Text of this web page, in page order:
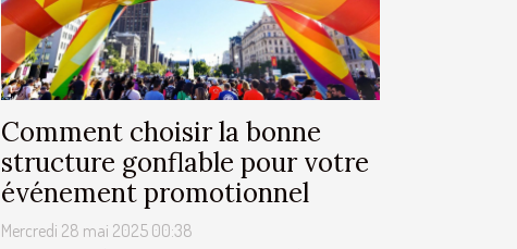
Comment choisir la bonne
structure gonflable pour votre
événement promotionnel
Mercredi 28 mai 2025 00:38